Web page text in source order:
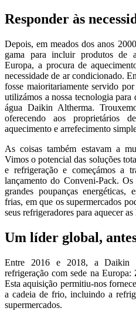
Responder às
Depois, em meados dos anos
gama para incluir produtos de
Europa, a procura de
necessidade de ar condicionado.
fosse maioritariamente servido
utilizámos a nossa tecnologia
água Daikin Altherma.
oferecendo aos proprietários
aquecimento e arrefecimento
As coisas também estavam a
Vimos o potencial das soluções
e refrigeração e começámos a
lançamento do Conveni-Pack. Os
grandes poupanças energéticas,
frias, em que os supermercados
seus refrigeradores para aquecer as
Um líder global,
Entre 2016 e 2018, a Daikin
refrigeração com sede na
Esta aquisição permitiu-nos
a cadeia de frio, incluindo a
supermercados.